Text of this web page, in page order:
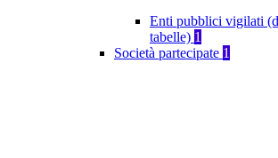
Enti pubblici vigilati
tabelle) 1
Società partecipate 1